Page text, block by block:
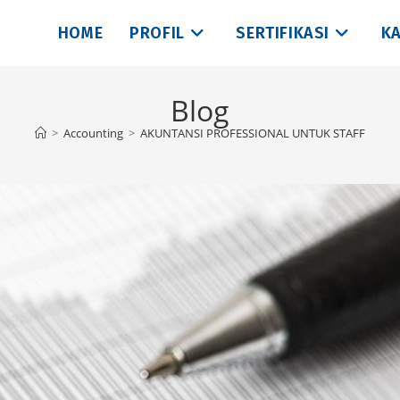
HOME PROFIL SERTIFIKASI
Blog
> Accounting > AKUNTANSI PROFESSIONAL UNTUK STAFF